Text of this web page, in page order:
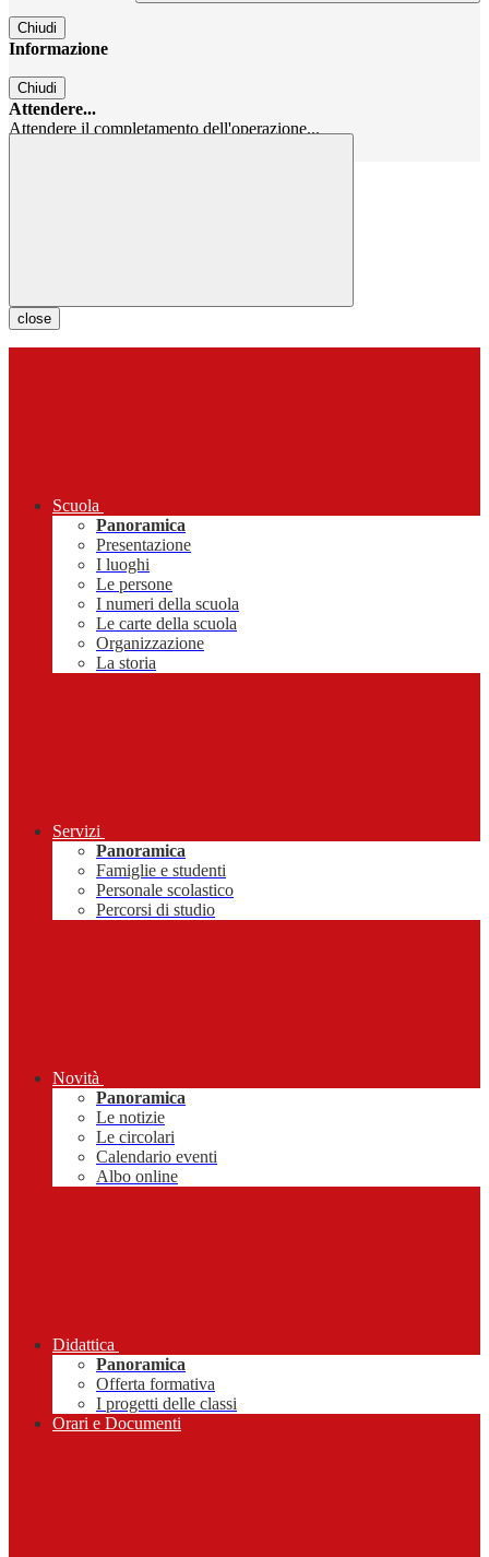
Chiudi
Informazione
Chiudi
Attendere...
Attendere il completamento dell'operazione...
close
Scuola
Panoramica
Presentazione
I luoghi
Le persone
I numeri della scuola
Le carte della scuola
Organizzazione
La storia
Servizi
Panoramica
Famiglie e studenti
Personale scolastico
Percorsi di studio
Novità
Panoramica
Le notizie
Le circolari
Calendario eventi
Albo online
Didattica
Panoramica
Offerta formativa
I progetti delle classi
Orari e Documenti